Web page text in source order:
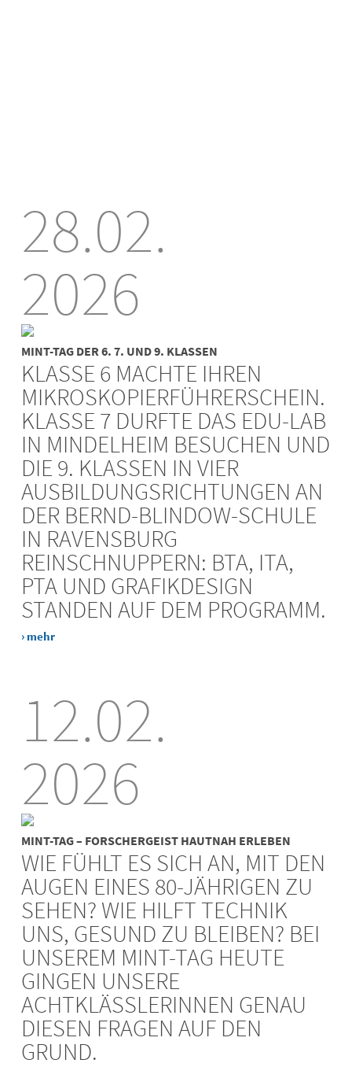
28.02.
2026
MINT-TAG DER 6. 7. UND 9. KLASSEN
KLASSE 6 MACHTE IHREN
MIKROSKOPIERFÜHRERSCHEIN.
KLASSE 7 DURFTE DAS EDU-LAB
IN MINDELHEIM BESUCHEN UND
DIE 9. KLASSEN IN VIER
AUSBILDUNGSRICHTUNGEN AN
DER BERND-BLINDOW-SCHULE
IN RAVENSBURG
REINSCHNUPPERN: BTA, ITA,
PTA UND GRAFIKDESIGN
STANDEN AUF DEM PROGRAMM.
› mehr
12.02.
2026
MINT-TAG – FORSCHERGEIST HAUTNAH ERLEBEN
WIE FÜHLT ES SICH AN, MIT DEN
AUGEN EINES 80-JÄHRIGEN ZU
SEHEN? WIE HILFT TECHNIK
UNS, GESUND ZU BLEIBEN? BEI
UNSEREM MINT-TAG HEUTE
GINGEN UNSERE
ACHTKLÄSSLERINNEN GENAU
DIESEN FRAGEN AUF DEN
GRUND.